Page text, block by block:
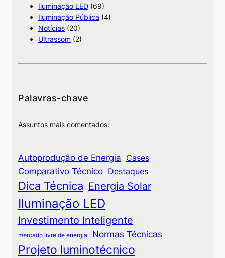
Iluminação LED (69)
Iluminação Pública (4)
Notícias (20)
Ultrassom (2)
Palavras-chave
Assuntos mais comentados:
Autoprodução de Energia Cases
Comparativo Técnico Destaques
Dica Técnica Energia Solar
Iluminação LED
Investimento Inteligente
mercado livre de energia Normas Técnicas
Projeto luminotécnico